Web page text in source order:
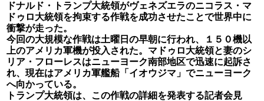
ドナルド・トランプ大統領がヴェネズエラのニコラス・マ
ドゥロ大統領を拘束する作戦を成功させたことで世界中に
衝撃が走った。
今回の大規模な作戦は土曜日の早朝に行われ、１５０機以
上のアメリカ軍機が投入された。マドゥロ大統領と妻のシ
リア・フローレスはニューヨーク南部地区で迅速に起訴さ
れ、現在はアメリカ軍艦船「イオウジマ」でニューヨーク
へ向かっている。
トランプ大統領は、この作戦の詳細を発表する記者会見